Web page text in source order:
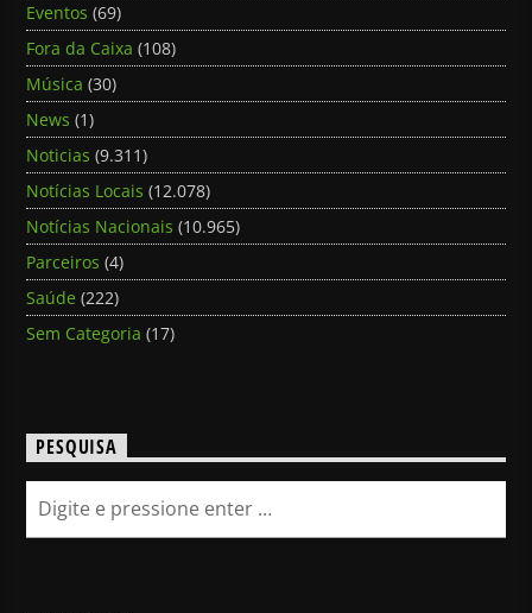
Eventos (69)
Fora da Caixa (108)
Música (30)
News (1)
Noticias (9.311)
Notícias Locais (12.078)
Notícias Nacionais (10.965)
Parceiros (4)
Saúde (222)
Sem Categoria (17)
PESQUISA